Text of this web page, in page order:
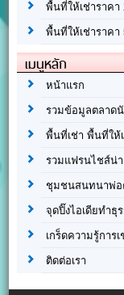
พื้นที่ให้เช่าราคา
พื้นที่ให้เช่าราคา
เมนูหลัก
หน้าแรก
รวมข้อมูลตลาด
พื้นที่เช่า พื้นที่ให้
รวมแฟรนไชส์น่
ชุมชนสนทนาพ่อ
จุดปิ๊งไอเดียทำธุ
เกร็ดความรู้การเ
ติดต่อเรา